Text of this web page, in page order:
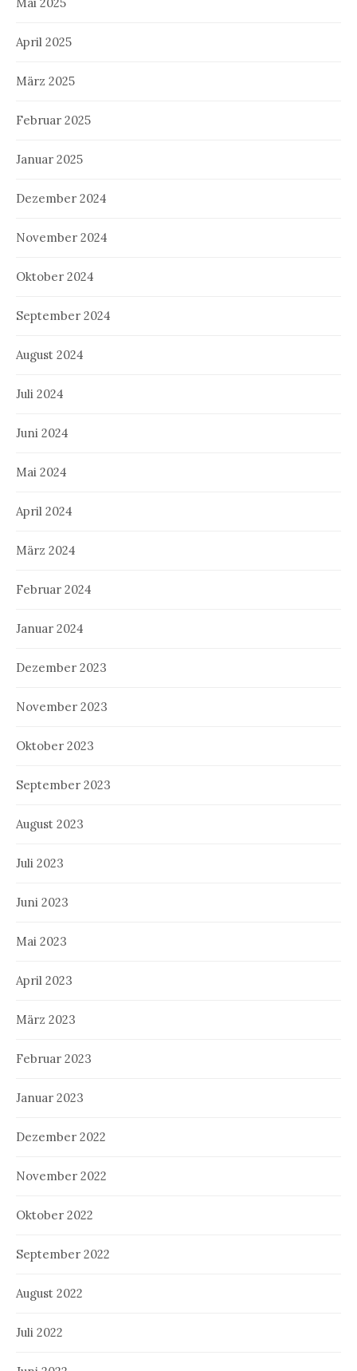
April 2025
März 2025
Februar 2025
Januar 2025
Dezember 2024
November 2024
Oktober 2024
September 2024
August 2024
Juli 2024
Juni 2024
Mai 2024
April 2024
März 2024
Februar 2024
Januar 2024
Dezember 2023
November 2023
Oktober 2023
September 2023
August 2023
Juli 2023
Juni 2023
Mai 2023
April 2023
März 2023
Februar 2023
Januar 2023
Dezember 2022
November 2022
Oktober 2022
September 2022
August 2022
Juli 2022